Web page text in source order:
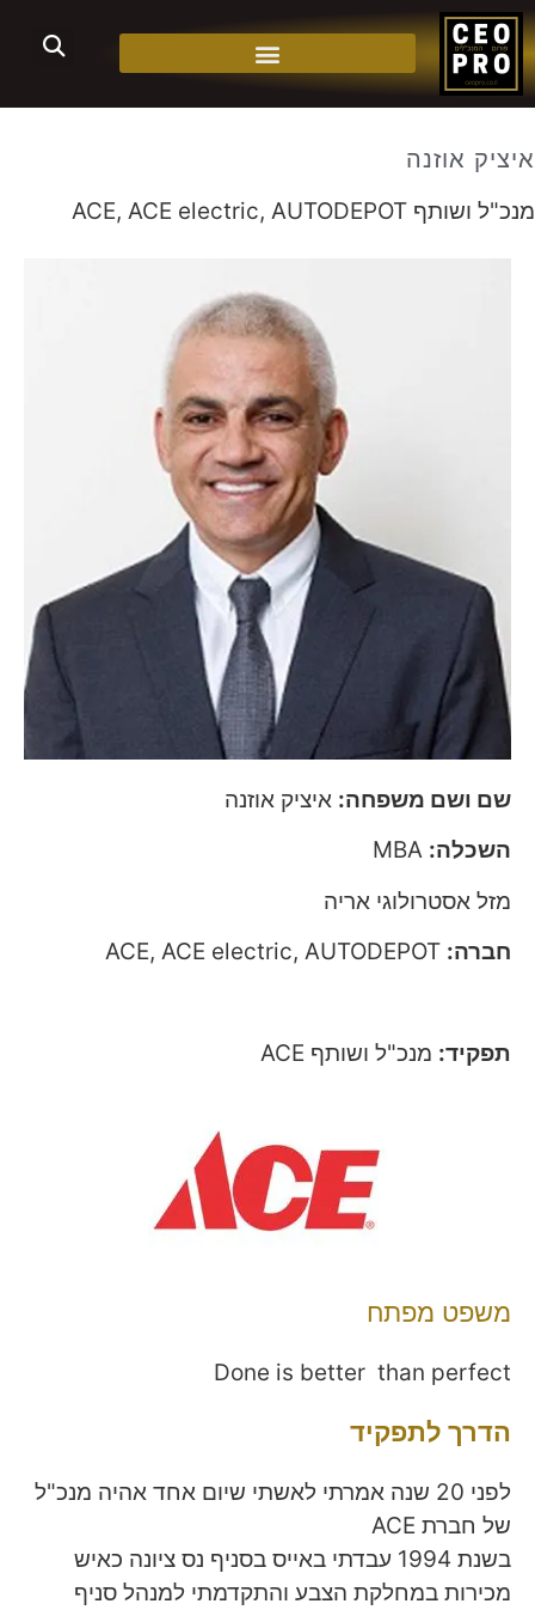
איציק אוזנה
מנכ"ל ושותף ACE, ACE electric, AUTODEPOT
שם ושם משפחה: איציק אוזנה
השכלה:
מזל אסטרולוגי אריה
חברה:
תפקיד: מנכ"ל ושותף ACE
משפט מפתח
Done is better than perfect
הדרך לתפקיד
לפני 20 שנה אמרתי לאשתי שיום אחד אהיה מנכ"ל
של חברת ACE
בשנת 1994 עבדתי באייס בסניף נס ציונה כאיש
מכירות במחלקת הצבע והתקדמתי למנהל סניף